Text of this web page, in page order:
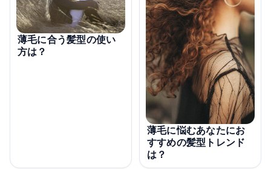
薄毛に合う髪型の使い
方は？
薄毛に悩むあなたにお
すすめの髪型トレンド
は？